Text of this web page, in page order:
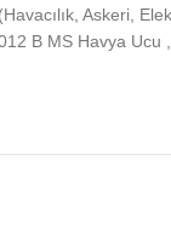
Askeri,
B MS Havya Ucu